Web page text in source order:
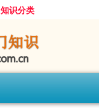
知识分类